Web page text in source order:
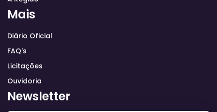
Mais
Diário Oficial
FAQ's
Licitações
Ouvidoria
Newsletter